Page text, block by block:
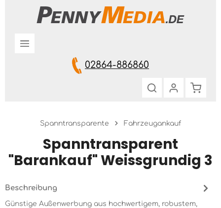
Zum Hauptinhalt springen
02864-886860
Spanntransparente Fahrzeugankauf
Spanntransparent
"Barankauf" Weissgrundig 3
Beschreibung
Günstige Außenwerbung aus hochwertigem, robustem,